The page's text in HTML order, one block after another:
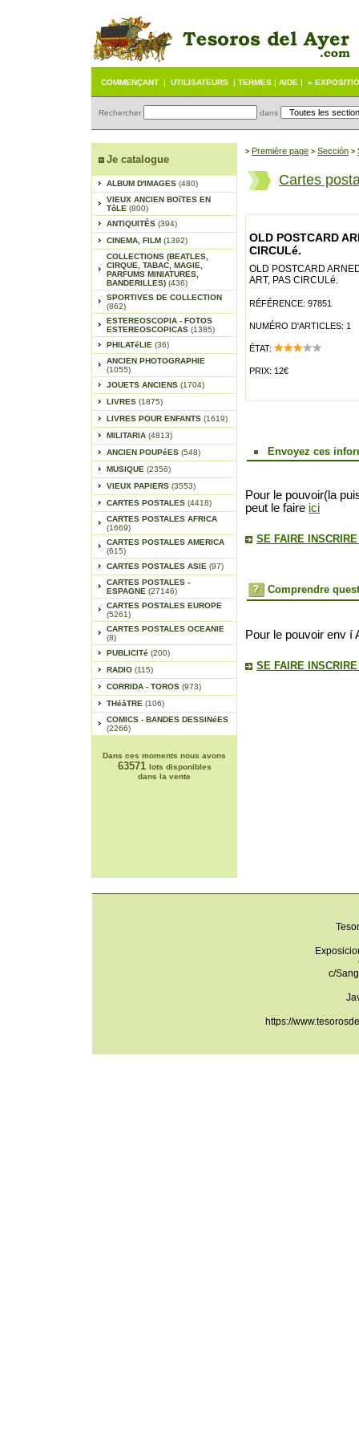
COMMENÇANT | UTILISATEURS | TERMES | AIDE | «
Rechercher dans
Je catalogue
ALBUM D'IMAGES (480)
VIEUX ANCIEN BOîTES EN
TôLE (800)
ANTIQUITÉS (394)
CINEMA, FILM (1392)
COLLECTIONS (BEATLES,
CIRQUE, TABAC, MAGIE,
PARFUMS MINIATURES,
BANDERILLES) (436)
SPORTIVES DE COLLECTION
(862)
ESTEREOSCOPIA - FOTOS
ESTEREOSCOPICAS (1385)
PHILATéLIE (36)
ANCIEN PHOTOGRAPHIE
(1055)
JOUETS ANCIENS (1704)
LIVRES (1875)
LIVRES POUR ENFANTS (1619)
MILITARIA (4813)
ANCIEN POUPéES (548)
MUSIQUE (2356)
VIEUX PAPIERS (3553)
CARTES POSTALES (4418)
CARTES POSTALES AFRICA
(1669)
CARTES POSTALES AMERICA
(615)
CARTES POSTALES ASIE (97)
CARTES POSTALES -
ESPAGNE (27146)
CARTES POSTALES EUROPE
(5261)
CARTES POSTALES OCEANIE
(8)
PUBLICITé (200)
RADIO (115)
CORRIDA - TOROS (973)
THéâTRE (106)
COMICS - BANDES DESSINéES
(2266)
Dans ces moments nous avons
63571 lots disponibles
dans la vente
> Première page > Sección >
Cartes
OLD POSTCARD
CIRCULé.
OLD POSTCARD
ART, PAS CIRCULé.
RÉFÉRENCE: 97851
NUMÉRO D'ARTICLES: 1
ÉTAT:
PRIX: 12€
Envoyez ces
Pour le pouvoir(la
peut le faire ici
SE FAIRE
Comprendre
Pour le pouvoir env í
SE FAIRE
c/
https://